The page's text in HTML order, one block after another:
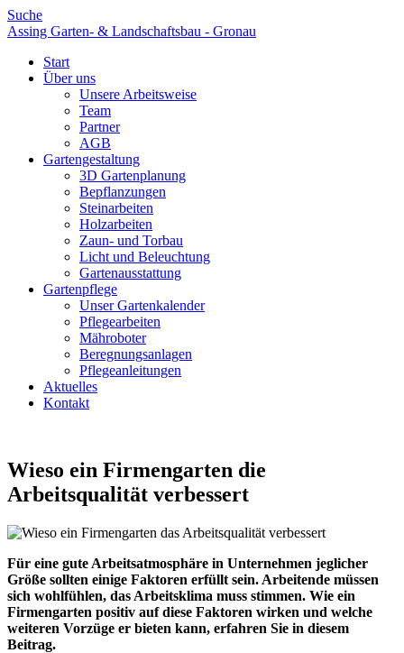
Suche
Assing Garten- & Landschaftsbau - Gronau
Start
Über uns
Unsere Arbeitsweise
Team
Partner
AGB
Gartengestaltung
3D Gartenplanung
Bepflanzungen
Steinarbeiten
Holzarbeiten
Zaun- und Torbau
Licht und Beleuchtung
Gartenausstattung
Gartenpflege
Unser Gartenkalender
Pflegearbeiten
Mähroboter
Beregnungsanlagen
Pflegeanleitungen
Aktuelles
Kontakt
Wieso ein Firmengarten die
Arbeitsqualität verbessert
Für eine gute Arbeitsatmosphäre in Unternehmen jeglicher
Größe sollten einige Faktoren erfüllt sein. Arbeitende müssen
sich wohlfühlen, das Arbeitsklima muss stimmen. Wie ein
Firmengarten positiv auf diese Faktoren wirken und welche
weiteren Vorzüge er bieten kann, erfahren Sie in diesem
Beitrag.